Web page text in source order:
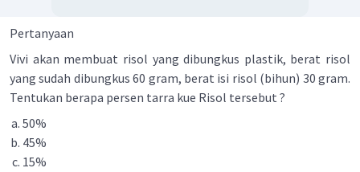
Pertanyaan
Vivi akan membuat risol yang dibungkus plastik, berat risol
yang sudah dibungkus 60 gram, berat isi risol (bihun) 30 gram.
Tentukan berapa persen tarra kue Risol tersebut ?
50%
45%
15%